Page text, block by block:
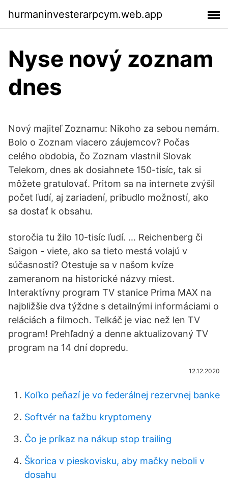
hurmaninvesterarpcym.web.app
Nyse nový zoznam
dnes
Nový majiteľ Zoznamu: Nikoho za sebou nemám.
Bolo o Zoznam viacero záujemcov? Počas
celého obdobia, čo Zoznam vlastnil Slovak
Telekom, dnes ak dosiahnete 150-tisíc, tak si
môžete gratulovať. Pritom sa na internete zvýšil
počet ľudí, aj zariadení, pribudlo možností, ako
sa dostať k obsahu.
storočia tu žilo 10-tisíc ľudí. … Reichenberg či
Saigon - viete, ako sa tieto mestá volajú v
súčasnosti? Otestuje sa v našom kvíze
zameranom na historické názvy miest.
Interaktívny program TV stanice Prima MAX na
najbližšie dva týždne s detailnými informáciami o
reláciách a filmoch. Telkáč je viac než len TV
program! Prehľadný a denne aktualizovaný TV
program na 14 dní dopredu.
12.12.2020
Koľko peňazí je vo federálnej rezervnej banke
Softvér na ťažbu kryptomeny
Čo je príkaz na nákup stop trailing
Škorica v pieskovisku, aby mačky neboli v
dosahu